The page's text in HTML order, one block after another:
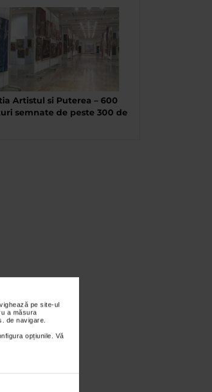
pe site-ul
a măsura
de navigare.
opțiunile. Vă
Artistul si Puterea – 600
semnate de peste 300 de